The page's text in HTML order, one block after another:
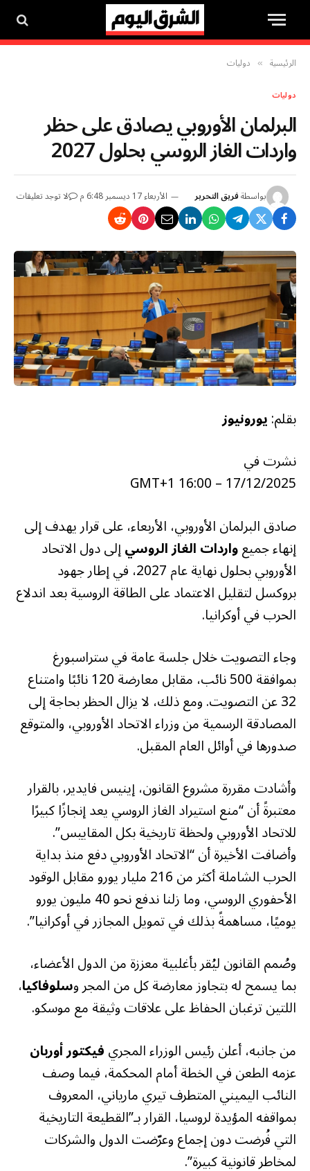
الرئيسية » دوليات
دوليات
البرلمان الأوروبي يصادق على حظر
واردات الغاز الروسي بحلول 2027
بواسطةفريق التحرير الأربعاء 17 ديسمبر 6:48 م لا توجد تعليقات
بقلم:يورونيوز
نشرت في
17/12/2025 – 16:00 GMT+1
صادق البرلمان الأوروبي، الأربعاء، على قرار يهدف إلى
إنهاء جميعواردات الغاز الروسيإلى دول الاتحاد
الأوروبي بحلول نهاية عام 2027، في إطار جهود
بروكسل لتقليل الاعتماد على الطاقة الروسية بعد اندلاع
الحرب في أوكرانيا.
وجاء التصويت خلال جلسة عامة في ستراسبورغ
بموافقة 500 نائب، مقابل معارضة 120 نائبًا وامتناع
32 عن التصويت. ومع ذلك، لا يزال الحظر بحاجة إلى
المصادقة الرسمية من وزراء الاتحاد الأوروبي، والمتوقع
صدورها في أوائل العام المقبل.
وأشادت مقررة مشروع القانون، إينيس فايدير، بالقرار
معتبرةً أن “منع استيراد الغاز الروسي يعد إنجازًا كبيرًا
للاتحاد الأوروبي ولحظة تاريخية بكل المقاييس”.
وأضافت الأخيرة أن “الاتحاد الأوروبي دفع منذ بداية
الحرب الشاملة أكثر من 216 مليار يورو مقابل الوقود
الأحفوري الروسي، وما زلنا ندفع نحو 40 مليون يورو
يوميًا، مساهمةً بذلك في تمويل المجازر في أوكرانيا”.
وصُمم القانون ليُقر بأغلبية معززة من الدول الأعضاء،
بما يسمح له بتجاوز معارضة كل من المجر وسلوفاكيا،
اللتين ترغبان الحفاظ على علاقات وثيقة مع موسكو.
من جانبه، أعلن رئيس الوزراء المجريفيكتور أوربان
عزمه الطعن في الخطة أمام المحكمة، فيما وصف
النائب اليميني المتطرف تيري مارياني، المعروف
بمواقفه المؤيدة لروسيا، القرار بـ”القطيعة التاريخية
التي فُرضت دون إجماع وعرّضت الدول والشركات
لمخاطر قانونية كبيرة”.